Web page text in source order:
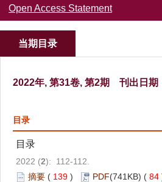
Open Access Statement
当期目录
2022年, 第31卷, 第2期 刊出日期
目录
目录
2022 (2): 112-112.
摘要 ( 139 ) PDF(741KB) ( 84